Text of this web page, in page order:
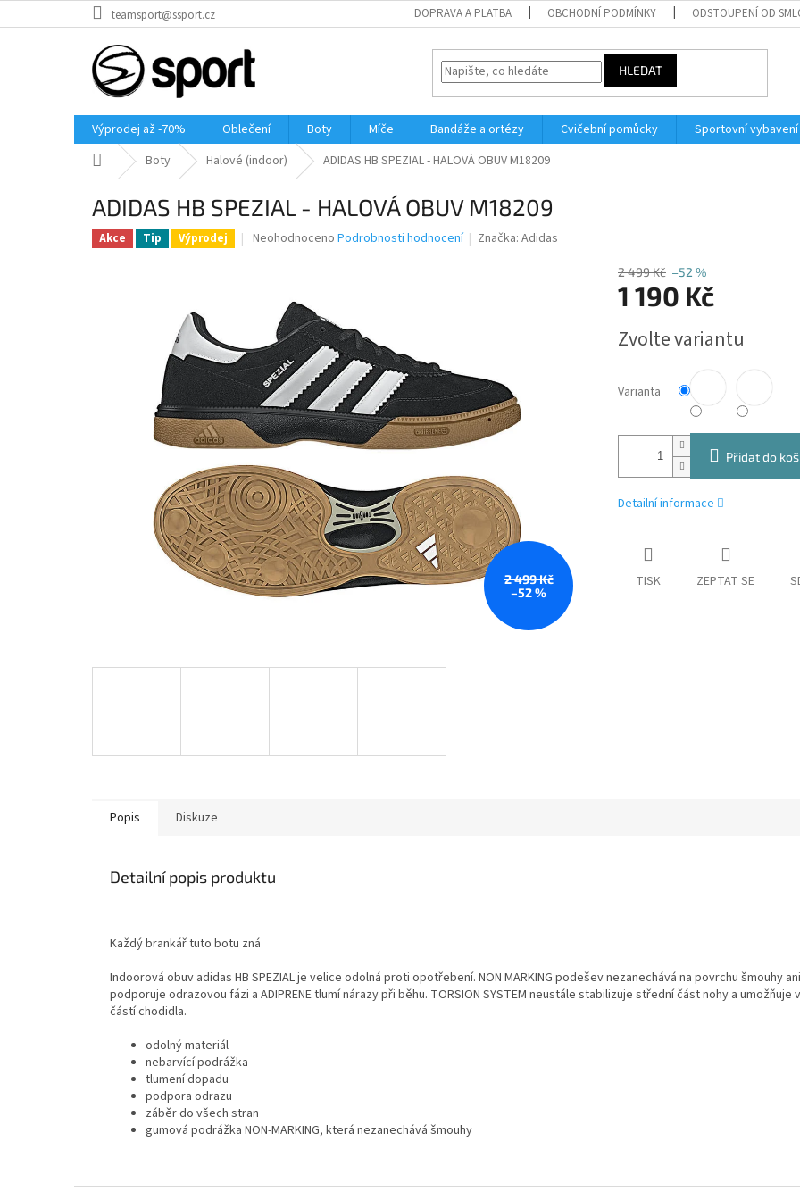
na
teamsport@ssport.cz DOPRAVA A PLATBA OBCHODNÍ PODMÍNKY ODSTOUPENÍ OD
HLEDAT
Výprodej až -70% Oblečení Boty Míče Bandáže a ortézy Cvičební pomůcky Sportovní vybavení
Domů Boty Halové (indoor) ADIDAS HB SPEZIAL - HALOVÁ OBUV M18209
ADIDAS HB SPEZIAL - HALOVÁ OBUV M18209
Akce Tip Výprodej
Průměrné
hvězdiček.
Neohodnoceno Podrobnosti hodnocení Značka:Adidas
2 499 Kč
–52 %
2 499 Kč –52 %
1 190 Kč
cena:
Zvolte variantu
Varianta
Přidat do
Detailní informace
TISK ZEPTAT SE
Popis Diskuze
Detailní popis produktu
Každý brankář tuto botu zná
Indoorová obuv adidas HB SPEZIAL je velice odolná proti opotřebení. NON MARKING podešev nezanechává na povrchu šmouhy
podporuje odrazovou fázi a ADIPRENE tlumí nárazy při běhu. TORSION SYSTEM neustále stabilizuje střední část nohy a
částí chodidla.
odolný materiál
nebarvící podrážka
tlumení dopadu
podpora odrazu
záběr do všech stran
gumová podrážka NON-MARKING, která nezanechává šmouhy